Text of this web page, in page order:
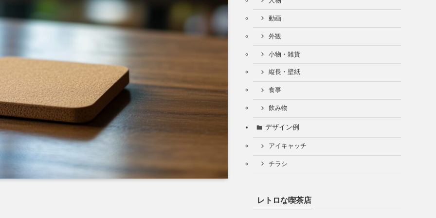
動画
外観
小物・雑貨
縦長・壁紙
食事
飲み物
デザイン例
アイキャッチ
チラシ
レトロな喫茶店